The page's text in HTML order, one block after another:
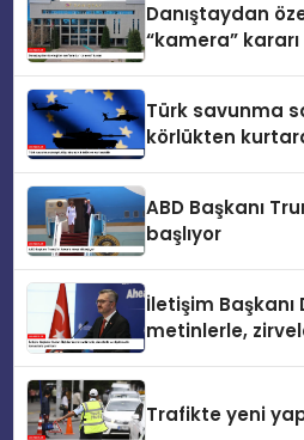
Danıştaydan
“kamera” kararı
Türk savunma
körlükten
ABD Başkanı
başlıyor
İletişim
metinlerle,
Trafikte yeni